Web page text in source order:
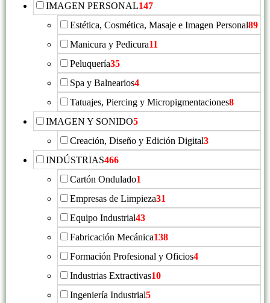
IMAGEN PERSONAL147
Estética, Cosmética, Masaje e Imagen Personal89
Manicura y Pedicura11
Peluquería35
Spa y Balnearios4
Tatuajes, Piercing y Micropigmentaciones8
IMAGEN Y SONIDO5
Creación, Diseño y Edición Digital3
INDÚSTRIAS466
Cartón Ondulado1
Empresas de Limpieza31
Equipo Industrial43
Fabricación Mecánica138
Formación Profesional y Oficios4
Industrias Extractivas10
Ingeniería Industrial5